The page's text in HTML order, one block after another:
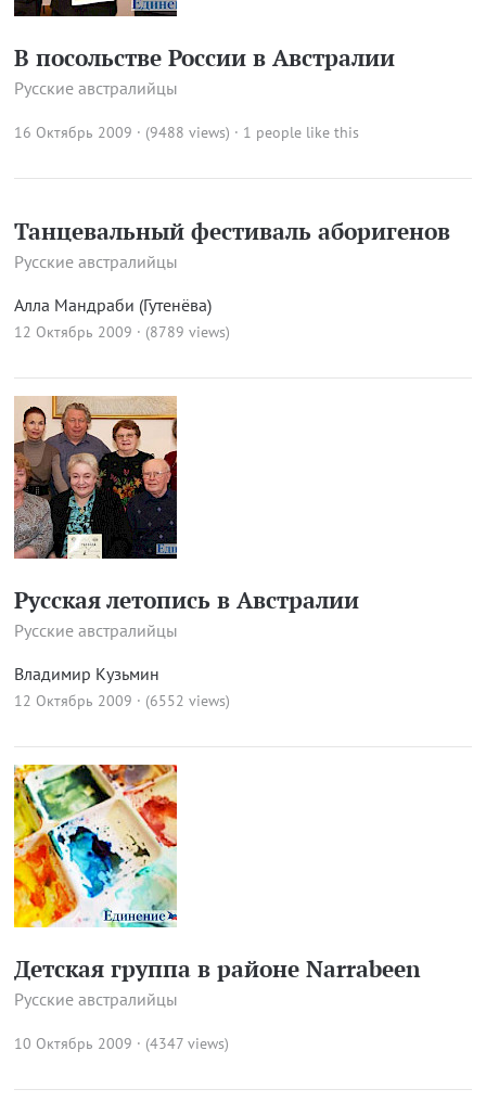
В посольстве России в Австралии
Русские австралийцы
16 Октябрь 2009 · (9488 views) · 1 people like this
Танцевальный фестиваль аборигенов
Русские австралийцы
Алла Мандраби (Гутенёва)
12 Октябрь 2009 · (8789 views)
Русская летопись в Австралии
Русские австралийцы
Владимир Кузьмин
12 Октябрь 2009 · (6552 views)
Детская группа в районе Narrabeen
Русские австралийцы
10 Октябрь 2009 · (4347 views)